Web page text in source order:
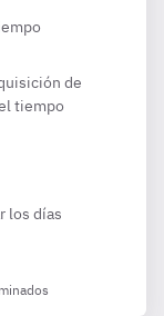
de
tiempo
los días